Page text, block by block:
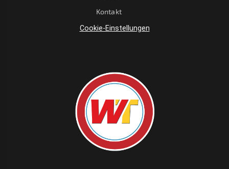
Kontakt
Cookie-Einstellungen